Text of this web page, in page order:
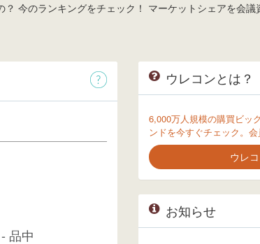
今のランキングをチェック！ マーケットシェアを会
- 品中
ウレコンとは？
6,000万人規模の購買ビッ
ンドを今すぐチェック。会
ウレ
お知らせ